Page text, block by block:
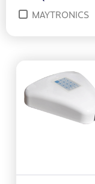
MAYTRONICS